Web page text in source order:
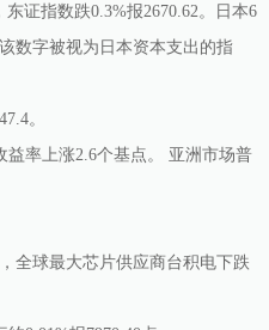
东证指数跌0.3%报2670.62。日本6
数字被视为日本资本支出的指
。
益率上涨2.6个基点。 亚洲市场普
全球最大芯片供应商台积电下跌